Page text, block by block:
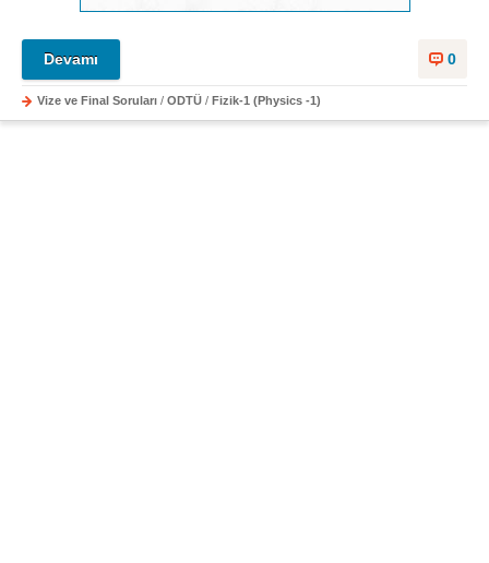
0
Devamı
Vize ve Final Soruları / ODTÜ / Fizik-1 (Physics -1)